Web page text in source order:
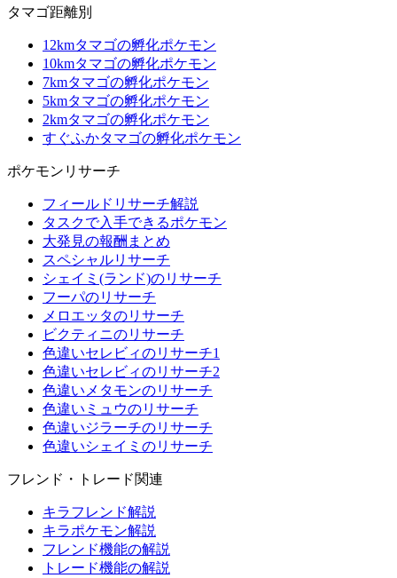
タマゴ距離別
12kmタマゴの孵化ポケモン
10kmタマゴの孵化ポケモン
7kmタマゴの孵化ポケモン
5kmタマゴの孵化ポケモン
2kmタマゴの孵化ポケモン
すぐふかタマゴの孵化ポケモン
ポケモンリサーチ
フィールドリサーチ解説
タスクで入手できるポケモン
大発見の報酬まとめ
スペシャルリサーチ
シェイミ(ランド)のリサーチ
フーパのリサーチ
メロエッタのリサーチ
ビクティニのリサーチ
色違いセレビィのリサーチ1
色違いセレビィのリサーチ2
色違いメタモンのリサーチ
色違いミュウのリサーチ
色違いジラーチのリサーチ
色違いシェイミのリサーチ
フレンド・トレード関連
キラフレンド解説
キラポケモン解説
フレンド機能の解説
トレード機能の解説